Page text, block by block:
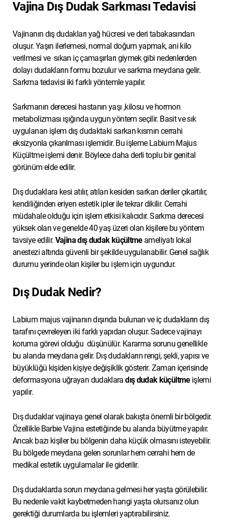
Vajina Dış Dudak Sarkması Tedavisi
Vajinanın dış dudakları yağ hücresi ve deri tabakasından
oluşur. Yaşın ilerlemesi, normal doğum yapmak, ani kilo
verilmesi ve sıkan iç çamaşırları giymek gibi nedenlerden
dolayı dudakların formu bozulur ve sarkma meydana gelir.
Sarkma tedavisi iki farklı yöntemle yapılır.
Sarkmanın derecesi hastanın yaşı ,kilosu ve hormon
metabolizması ışığında uygun yöntem seçilir. Basit ve sık
uygulanan işlem dış dudaktaki sarkan kısmın cerrahi
eksizyonla çıkarılması işlemidir. Bu işleme Labium Majus
Küçültme işlemi denir. Böylece daha derli toplu bir genital
görünüm elde edilir.
Dış dudaklara kesi atılır, atılan kesiden sarkan deriler çıkartılır,
kendiliğinden eriyen estetik ipler ile tekrar dikilir. Cerrahi
müdahale olduğu için işlem etkisi kalıcıdır. Sarkma derecesi
yüksek olan ve genelde 40 yaş üzeri olan kişilere bu yöntem
tavsiye edilir. Vajina dış dudak küçültmeameliyatı lokal
anestezi altında güvenli bir şekilde uygulanabilir. Genel sağlık
durumu yerinde olan kişiler bu işlem için uygundur.
Dış Dudak Nedir?
Labium majus vajinanın dışında bulunan ve iç dudakların dış
tarafını çevreleyen iki farklı yapıdan oluşur. Sadece vajinayı
koruma görevi olduğu düşünülür. Kararma sorunu genellikle
bu alanda meydana gelir. Dış dudakların rengi, şekli, yapısı ve
büyüklüğü kişiden kişiye değişiklik gösterir. Zaman içerisinde
deformasyona uğrayan dudaklaradış dudak küçültmeişlemi
yapılır.
Dış dudaklar vajinaya genel olarak bakışta önemli bir bölgedir.
Özellikle Barbie Vajina estetiğinde bu alanda büyütme yapılır.
Ancak bazı kişiler bu bölgenin daha küçük olmasını isteyebilir.
Bu bölgede meydana gelen sorunlar hem cerrahi hem de
medikal estetik uygulamalar ile giderilir.
Dış dudaklarda sorun meydana gelmesi her yaşta görülebilir.
Bu nedenle vakit kaybetmeden hangi yaşta olursanız olun
gerektiği durumlarda bu işlemleri yaptırabilirsiniz.